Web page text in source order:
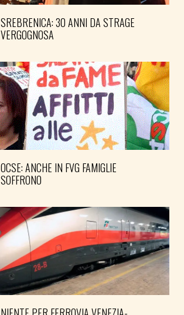
SREBRENICA: 30 ANNI DA STRAGE
VERGOGNOSA
OCSE: ANCHE IN FVG FAMIGLIE
SOFFRONO